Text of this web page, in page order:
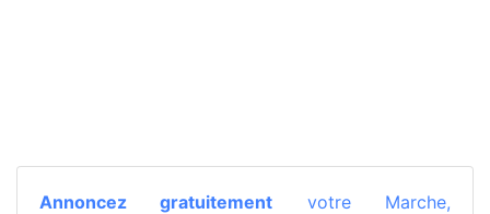
Annoncez gratuitement votre Marche,